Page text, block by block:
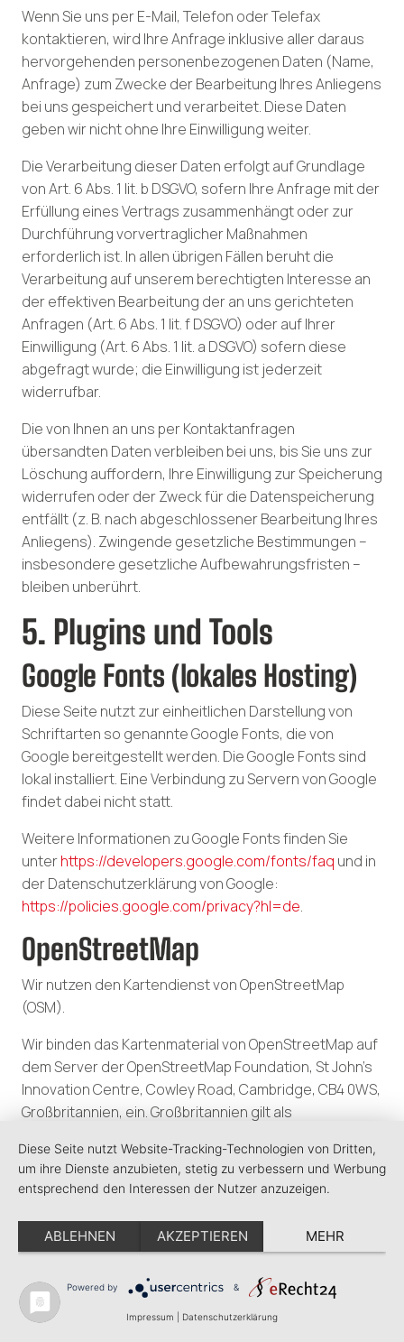
Wenn Sie uns per E-Mail, Telefon oder Telefax
kontaktieren, wird Ihre Anfrage inklusive aller daraus
hervorgehenden personenbezogenen Daten (Name,
Anfrage) zum Zwecke der Bearbeitung Ihres Anliegens
bei uns gespeichert und verarbeitet. Diese Daten
geben wir nicht ohne Ihre Einwilligung weiter.
Die Verarbeitung dieser Daten erfolgt auf Grundlage
von Art. 6 Abs. 1 lit. b DSGVO, sofern Ihre Anfrage mit der
Erfüllung eines Vertrags zusammenhängt oder zur
Durchführung vorvertraglicher Maßnahmen
erforderlich ist. In allen übrigen Fällen beruht die
Verarbeitung auf unserem berechtigten Interesse an
der effektiven Bearbeitung der an uns gerichteten
Anfragen (Art. 6 Abs. 1 lit. f DSGVO) oder auf Ihrer
Einwilligung (Art. 6 Abs. 1 lit. a DSGVO) sofern diese
abgefragt wurde; die Einwilligung ist jederzeit
widerrufbar.
Die von Ihnen an uns per Kontaktanfragen
übersandten Daten verbleiben bei uns, bis Sie uns zur
Löschung auffordern, Ihre Einwilligung zur Speicherung
widerrufen oder der Zweck für die Datenspeicherung
entfällt (z. B. nach abgeschlossener Bearbeitung Ihres
Anliegens). Zwingende gesetzliche Bestimmungen –
insbesondere gesetzliche Aufbewahrungsfristen –
bleiben unberührt.
5. Plugins und Tools
Google Fonts (lokales Hosting)
Diese Seite nutzt zur einheitlichen Darstellung von
Schriftarten so genannte Google Fonts, die von
Google bereitgestellt werden. Die Google Fonts sind
lokal installiert. Eine Verbindung zu Servern von Google
findet dabei nicht statt.
Weitere Informationen zu Google Fonts finden Sie
unterhttps://developers.google.com/fonts/faq und in
der Datenschutzerklärung von Google:
https://policies.google.com/privacy?hl=de.
OpenStreetMap
Wir nutzen den Kartendienst von OpenStreetMap
(OSM).
Wir binden das Kartenmaterial von OpenStreetMap auf
dem Server der OpenStreetMap Foundation, St John’s
Innovation Centre, Cowley Road, Cambridge, CB4 0WS,
Großbritannien, ein. Großbritannien gilt als
bedeutet, dass Großbritannien ein Datenschutzniveau
aufweist, das dem Datenschutzniveau in der
Europäischen Union entspricht. Bei der Nutzung der
OpenStreetMap-Karten wird eine Verbindung zu den
Servern der OpenStreetMap-Foundation hergestellt.
Informationen über Ihr Verhalten auf dieser Website an
die OSMF weitergeleitet werden. OpenStreetMap
Diese Seite nutzt Website-Tracking-Technologien von Dritten,
um ihre Dienste anzubieten, stetig zu verbessern und Werbung
entsprechend den Interessen der Nutzer anzuzeigen.
ABLEHNEN AKZEPTIEREN MEHR
Powered by &
Impressum Datenschutzerklärung